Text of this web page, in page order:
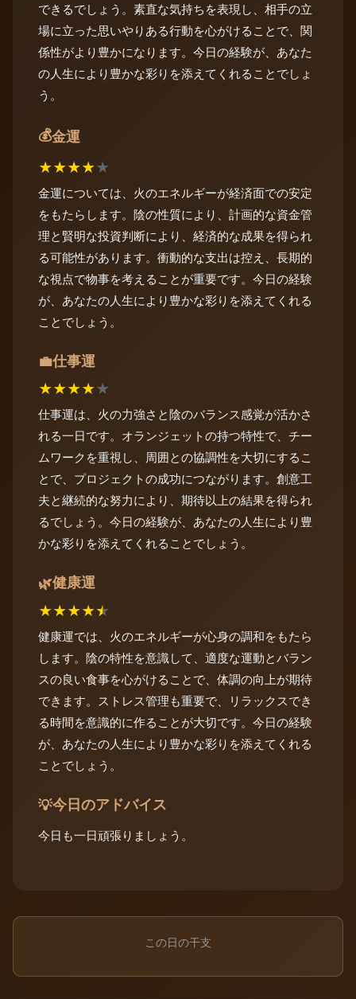
できるでしょう。素直な気持ちを表現し、相手の立
場に立った思いやりある行動を心がけることで、関
係性がより豊かになります。今日の経験が、あなた
の人生により豊かな彩りを添えてくれることでしょ
う。
💰金運
★★★★★
金運については、火のエネルギーが経済面での安定
をもたらします。陰の性質により、計画的な資金管
理と賢明な投資判断により、経済的な成果を得られ
る可能性があります。衝動的な支出は控え、長期的
な視点で物事を考えることが重要です。今日の経験
が、あなたの人生により豊かな彩りを添えてくれる
ことでしょう。
💼仕事運
★★★★★
仕事運は、火の力強さと陰のバランス感覚が活かさ
れる一日です。オランジェットの持つ特性で、チー
ムワークを重視し、周囲との協調性を大切にするこ
とで、プロジェクトの成功につながります。創意工
夫と継続的な努力により、期待以上の結果を得られ
るでしょう。今日の経験が、あなたの人生により豊
かな彩りを添えてくれることでしょう。
🌿健康運
★★★★★
健康運では、火のエネルギーが心身の調和をもたら
します。陰の特性を意識して、適度な運動とバラン
スの良い食事を心がけることで、体調の向上が期待
できます。ストレス管理も重要で、リラックスでき
る時間を意識的に作ることが大切です。今日の経験
が、あなたの人生により豊かな彩りを添えてくれる
ことでしょう。
💡今日のアドバイス
今日も一日頑張りましょう。
この日の干支